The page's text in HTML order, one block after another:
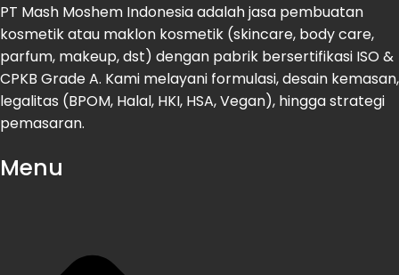
PT Mash Moshem Indonesia adalah jasa pembuatan
kosmetik atau maklon kosmetik (skincare, body care,
parfum, makeup, dst) dengan pabrik bersertifikasi ISO &
CPKB Grade A. Kami melayani formulasi, desain kemasan,
legalitas (BPOM, Halal, HKI, HSA, Vegan), hingga strategi
pemasaran.
Menu